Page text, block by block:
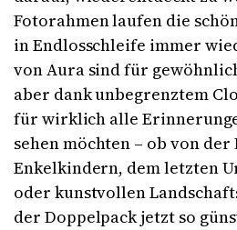
Fotorahmen laufen die
in Endlosschleife immer
von Aura sind für
aber dank unbegrenztem
für wirklich alle
sehen möchten – ob von der
Enkelkindern, dem letzten
oder kunstvollen
der Doppelpack jetzt so